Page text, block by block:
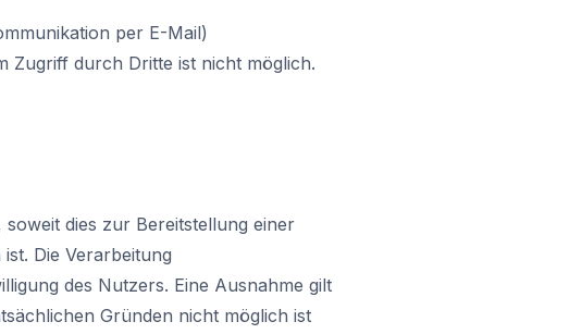
per E-Mail)
Zugriff durch Dritte ist nicht möglich.
dies zur Bereitstellung einer
Die Verarbeitung
des Nutzers. Eine Ausnahme gilt
Gründen nicht möglich ist